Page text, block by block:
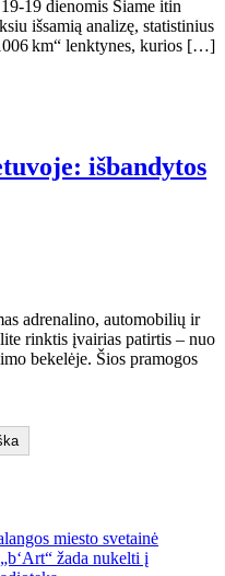
19 dienomis Šiame itin
išsamią analizę, statistinius
km“ lenktynes, kurios […]
išbandytos
adrenalino, automobilių ir
rinktis įvairias patirtis – nuo
bekelėje. Šios pramogos
miesto svetainė
žada nukelti į